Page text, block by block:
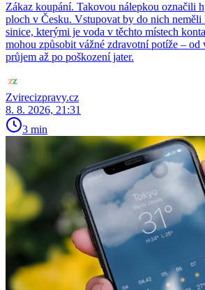
Zákaz koupání. Takovou nálepkou označili
ploch v Česku. Vstupovat by do nich neměli
sinice, kterými je voda v těchto místech
mohou způsobit vážné zdravotní potíže –
průjem až po poškození jater.
Zvirecizpravy.cz
8. 8. 2026, 21:31
3 min